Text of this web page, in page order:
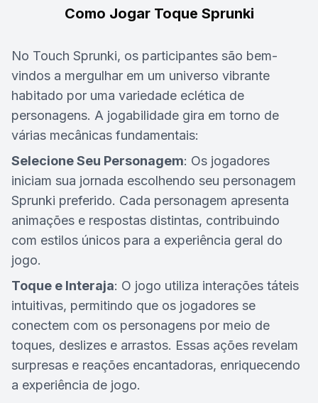
Como Jogar Toque Sprunki
No Touch Sprunki, os participantes são bem-
vindos a mergulhar em um universo vibrante
habitado por uma variedade eclética de
personagens. A jogabilidade gira em torno de
várias mecânicas fundamentais:
Selecione Seu Personagem: Os jogadores
iniciam sua jornada escolhendo seu personagem
Sprunki preferido. Cada personagem apresenta
animações e respostas distintas, contribuindo
com estilos únicos para a experiência geral do
jogo.
Toque e Interaja: O jogo utiliza interações táteis
intuitivas, permitindo que os jogadores se
conectem com os personagens por meio de
toques, deslizes e arrastos. Essas ações revelam
surpresas e reações encantadoras, enriquecendo
a experiência de jogo.